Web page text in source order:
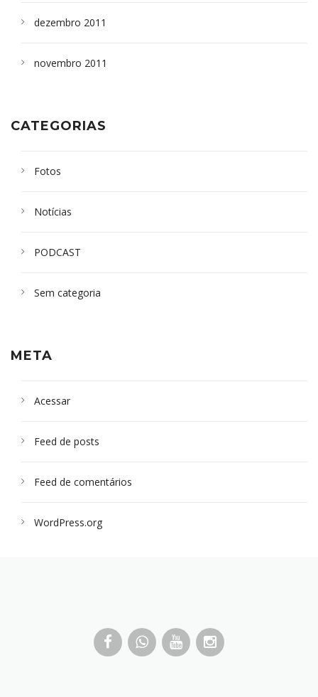
dezembro 2011
novembro 2011
CATEGORIAS
Fotos
Notícias
PODCAST
Sem categoria
META
Acessar
Feed de posts
Feed de comentários
WordPress.org